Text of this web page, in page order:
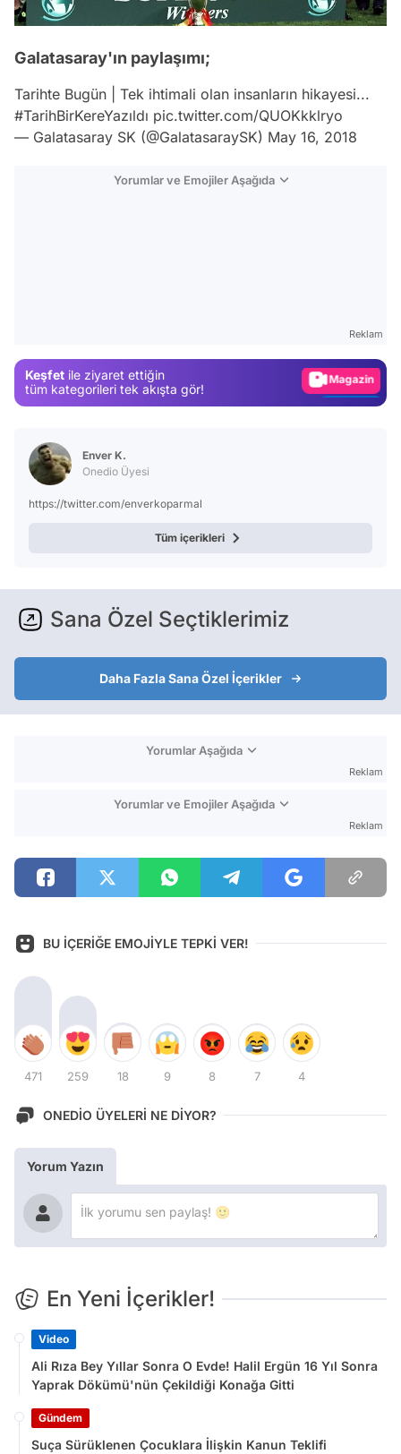
Galatasaray'ın paylaşımı;
Tarihte Bugün | Tek ihtimali olan insanların hikayesi...
#TarihBirKereYazıldı pic.twitter.com/QUOKkklryo
— Galatasaray SK (@GalatasaraySK) May 16, 2018
Yorumlar ve Emojiler Aşağıda
Reklam
Keşfet ile ziyaret ettiğin
tüm kategorileri tek akışta gör!
Video
Enver K.
Onedio Üyesi
https://twitter.com/enverkoparmal
Tüm içerikleri
Sana Özel Seçtiklerimiz
Daha Fazla Sana Özel İçerikler
Yorumlar Aşağıda
Reklam
Yorumlar ve Emojiler Aşağıda
Reklam
BU İÇERİĞE EMOJİYLE TEPKİ VER!
471 259 18 9 8 7 4
ONEDİO ÜYELERİ NE DİYOR?
Yorum Yazın
En Yeni İçerikler!
Video
Ali Rıza Bey Yıllar Sonra O Evde! Halil Ergün 16 Yıl Sonra
Yaprak Dökümü'nün Çekildiği Konağa Gitti
Gündem
Suça Sürüklenen Çocuklara İlişkin Kanun Teklifi